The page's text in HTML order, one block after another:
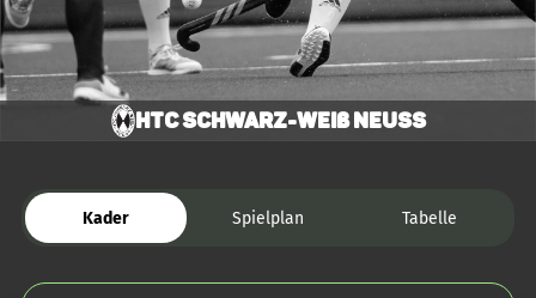
HTC Schwarz-Weiß Neuss
Kader Spielplan Tabelle